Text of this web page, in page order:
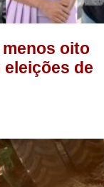
oito
de